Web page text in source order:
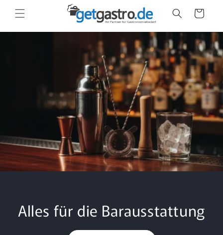
zum
Inhalt
Warenkorb
Alles für die Barausstattung